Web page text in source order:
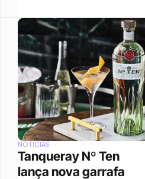
NOTÍCIAS
Tanqueray Nº Ten
lança nova garrafa